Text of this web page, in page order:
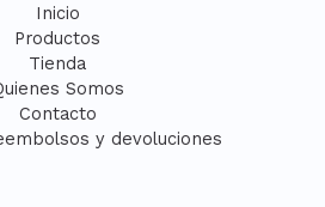
Inicio
Productos
Tienda
Somos
Contacto
y devoluciones